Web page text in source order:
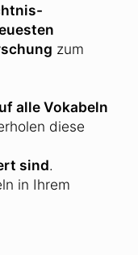
zum
alle Vokabeln
diese
sind.
in Ihrem